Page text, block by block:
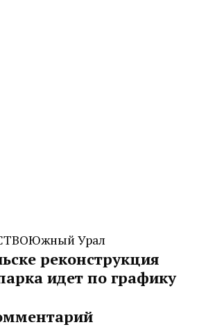
Южный Урал
реконструкция
идет по графику